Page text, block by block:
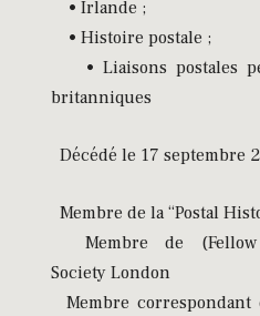
• Irlande ;
• Histoire postale ;
• Liaisons postales
britanniques
Décédé le 17 septembre
Membre de la “Postal
Membre de
Society London
Membre correspondant